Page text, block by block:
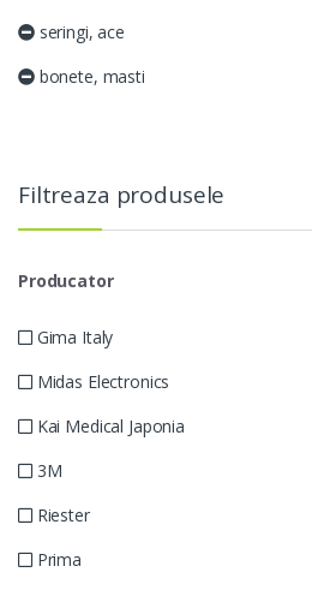
seringi, ace
bonete, masti
Filtreaza produsele
Producator
Gima Italy
Midas Electronics
Kai Medical Japonia
3M
Riester
Prima